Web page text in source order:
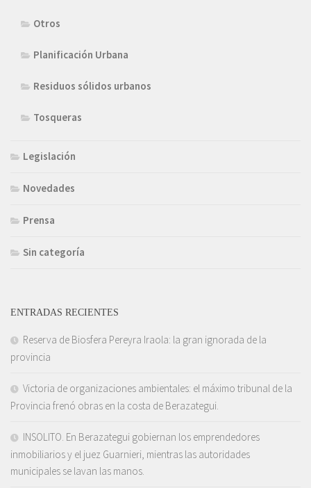
Otros
Planificación Urbana
Residuos sólidos urbanos
Tosqueras
Legislación
Novedades
Prensa
Sin categoría
ENTRADAS RECIENTES
Reserva de Biosfera Pereyra Iraola: la gran ignorada de la
provincia
Victoria de organizaciones ambientales: el máximo tribunal de la
Provincia frenó obras en la costa de Berazategui.
INSOLITO. En Berazategui gobiernan los emprendedores
inmobiliarios y el juez Guarnieri, mientras las autoridades
municipales se lavan las manos.